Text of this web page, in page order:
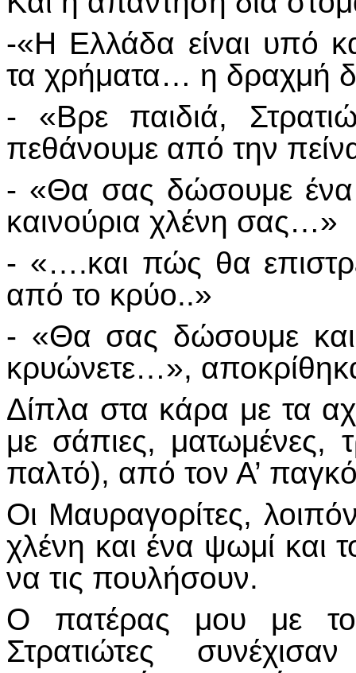
-«Η Ελλάδα είναι υπό
τα χρήματα… η δραχμή
- «Βρε παιδιά,
πεθάνουμε από την
- «Θα σας δώσουμε ένα
καινούρια χλένη σας…»
- «….και πώς θα
από το κρύο..»
- «Θα σας δώσουμε και
κρυώνετε…»,
Δίπλα στα κάρα με τα
με σάπιες, ματωμένες,
παλτό), από τον Α’
Οι Μαυραγορίτες,
χλένη και ένα ψωμί και
να τις πουλήσουν.
Ο πατέρας μου με
Στρατιώτες